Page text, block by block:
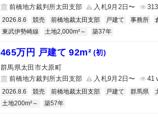
前橋地方裁判所太田支部
入札9月2日〜 313
2026.8.6 競売 前橋地裁太田支部 戸建て 事務所
東武伊勢崎線
土地2,000m²～ 築37年
465万円 戸建て 92m² (初)
群馬県太田市大原町
前橋地方裁判所太田支部
入札9月2日〜 41
2026.8.6 競売 前橋地裁太田支部 戸建て 群馬県
土地200m²～
築57年